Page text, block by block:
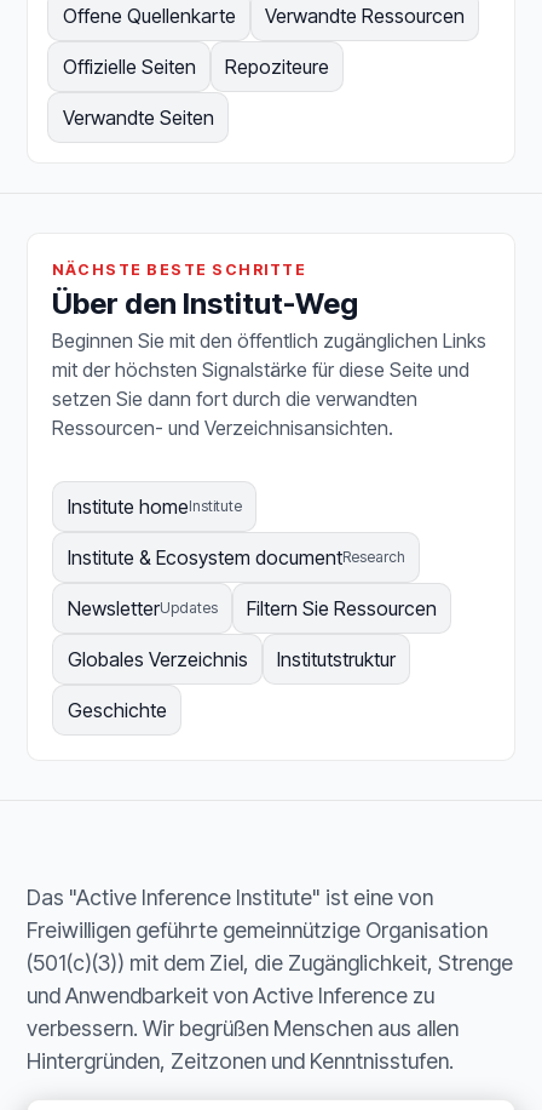
Offene Quellenkarte Verwandte Ressourcen
Offizielle Seiten Repoziteure
Verwandte Seiten
NÄCHSTE BESTE SCHRITTE
Über den Institut-Weg
Beginnen Sie mit den öffentlich zugänglichen Links
mit der höchsten Signalstärke für diese Seite und
setzen Sie dann fort durch die verwandten
Ressourcen- und Verzeichnisansichten.
Institute homeInstitute
Institute & Ecosystem documentResearch
NewsletterUpdates Filtern Sie Ressourcen
Globales Verzeichnis Institutstruktur
Geschichte
Das "Active Inference Institute" ist eine von
Freiwilligen geführte gemeinnützige Organisation
(501(c)(3)) mit dem Ziel, die Zugänglichkeit, Strenge
und Anwendbarkeit von Active Inference zu
verbessern. Wir begrüßen Menschen aus allen
Hintergründen, Zeitzonen und Kenntnisstufen.